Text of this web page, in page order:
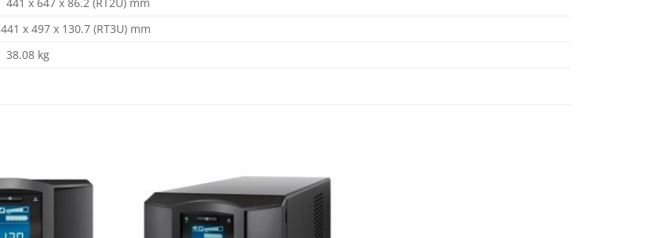
441 x 497 x 130.7 (RT3U) mm
38.08 kg